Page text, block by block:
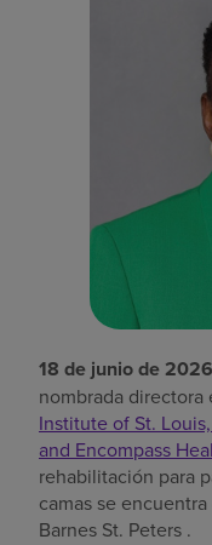
18 de junio de 2026
nombrada directora
Institute of St.
and Encompass
rehabilitación para
camas se
Barnes St. Peters .